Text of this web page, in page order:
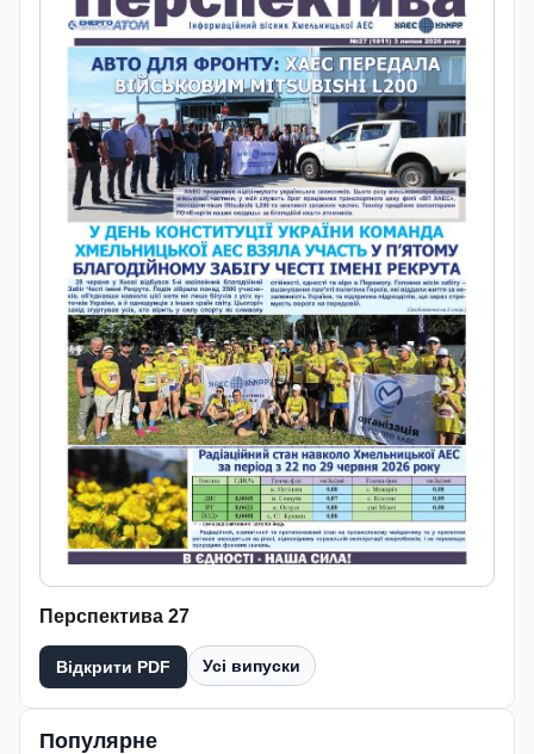
Перспектива 27
Відкрити PDF Усі випуски
Популярне